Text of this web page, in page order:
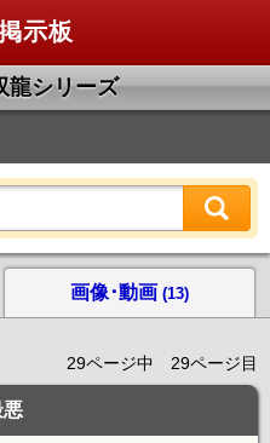
示板
龍シリーズ
画像･動画 (13)
29ページ中 29ページ目
悪